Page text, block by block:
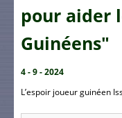
pour aider
Guinéens"
4 - 9 - 2024
L’espoir joueur guinéen